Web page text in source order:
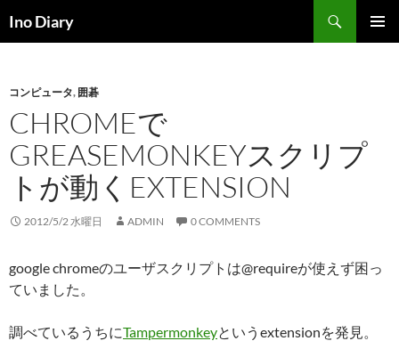
ン
ツ
へ
キ
Ino Diary
索
コンピュータ, 囲碁
CHROMEで
GREASEMONKEYスクリプ
トが動くEXTENSION
2012/5/2 水曜日 ADMIN 0 COMMENTS
google chromeのユーザスクリプトは@requireが使えず困っ
ていました。
調べているうちにTampermonkeyというextensionを発見。